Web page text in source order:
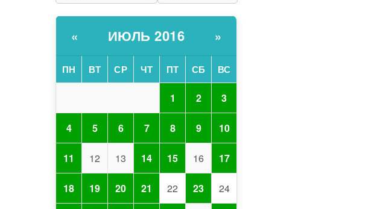
« ИЮЛЬ 2016 »
ПН ВТ СР ЧТ ПТ СБ ВС
1 2 3
4 5 6 7 8 9 10
11 12 13 14 15 16 17
18 19 20 21 22 23 24